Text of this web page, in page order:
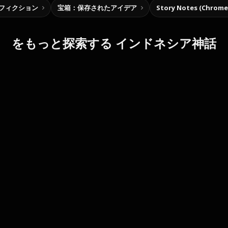
ィクション 宝箱：保存されたアイデア Story Notes (Chrome
をもっと探索する インドネシア神話